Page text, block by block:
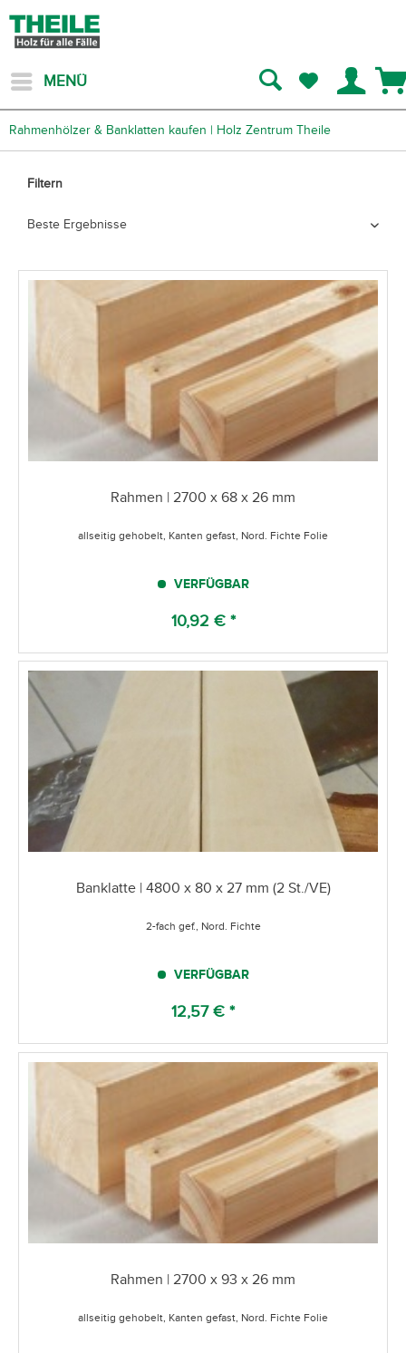
MENÜ
Rahmenhölzer & Banklatten kaufen | Holz Zentrum Theile
Filtern
Rahmen | 2700 x 68 x 26 mm
allseitig gehobelt, Kanten gefast, Nord. Fichte Folie
VERFÜGBAR
10,92 € *
Banklatte | 4800 x 80 x 27 mm (2 St./VE)
2-fach gef., Nord. Fichte
VERFÜGBAR
12,57 € *
Rahmen | 2700 x 93 x 26 mm
allseitig gehobelt, Kanten gefast, Nord. Fichte Folie